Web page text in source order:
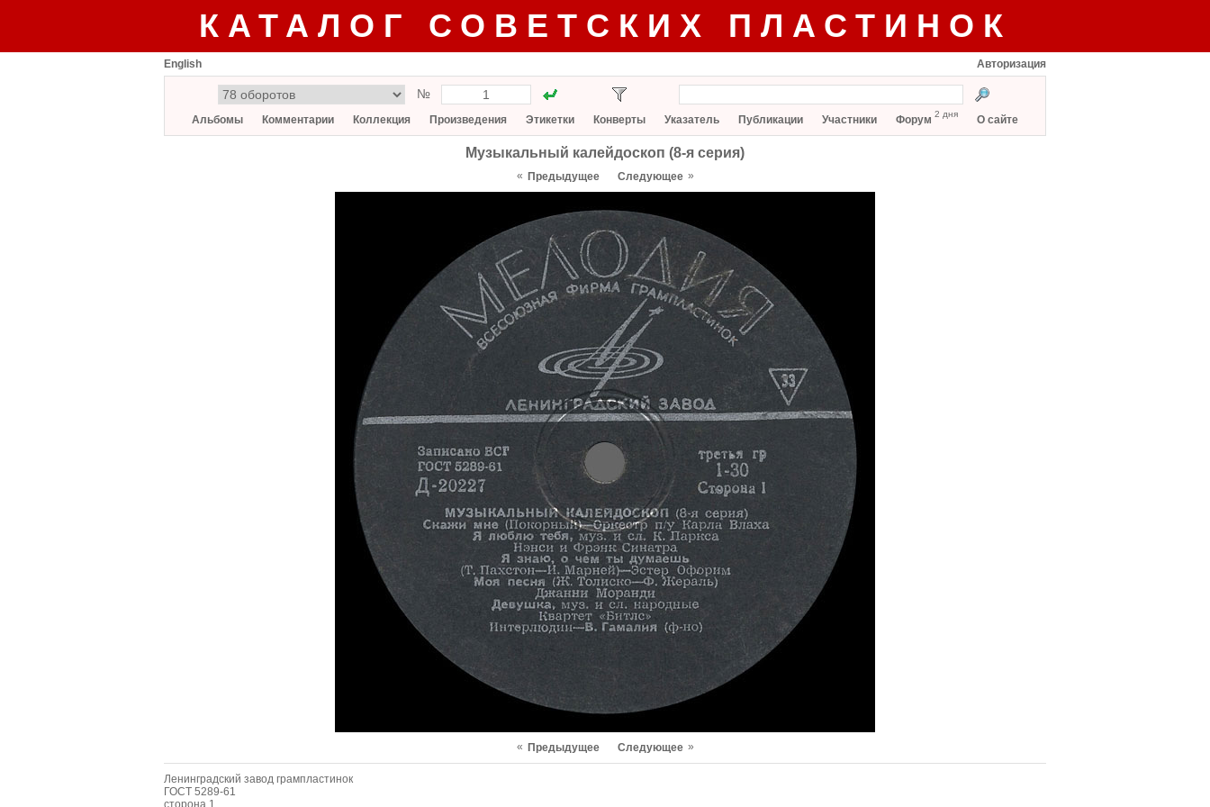
КАТАЛОГ СОВЕТСКИХ ПЛАСТИНОК
English Авторизация
№
Альбомы Комментарии Коллекция Произведения Этикетки Конверты Указатель Публикации Участники Форум 2 дня О сайте
Музыкальный калейдоскоп (8-я серия)
« Предыдущее Следующее »
« Предыдущее Следующее »
Ленинградский завод грампластинок
ГОСТ 5289-61
сторона 1